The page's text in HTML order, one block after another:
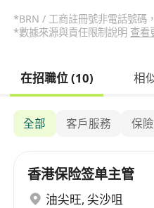
*BRN / 工商註冊號非電話號碼
*數據來源與責任限制說明 查看
在招職位 (10) 相
全部 客戶服務 保險
香港保险签单主管
油尖旺, 尖沙咀